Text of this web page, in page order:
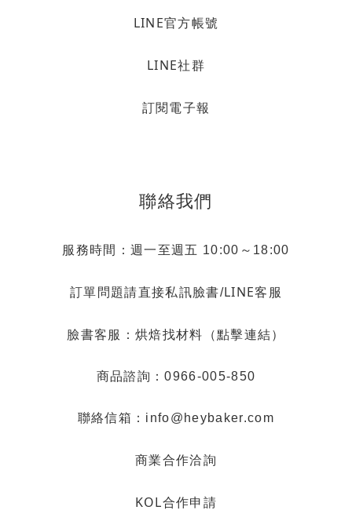
LINE官方帳號
LINE社群
訂閱電子報
聯絡我們
服務時間：週一至週五 10:00～18:00
訂單問題請直接私訊臉書/LINE客服
臉書客服： 烘焙找材料（點擊連結）
商品諮詢：0966-005-850
聯絡信箱：info@heybaker.com
商業合作洽詢
KOL合作申請